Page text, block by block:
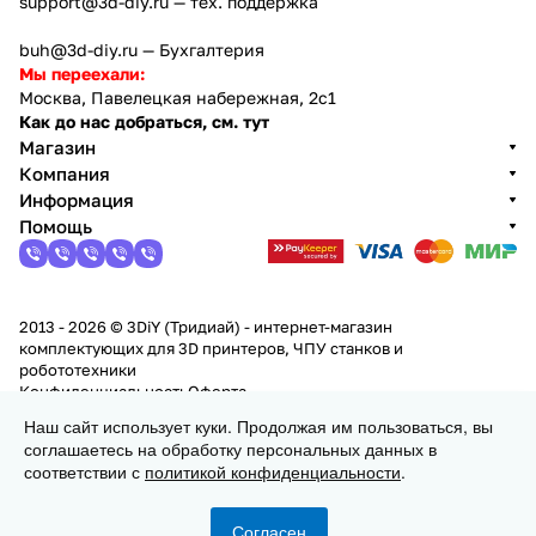
Заказать
buh@3d-diy.ru — Бухгалтерия
Мы переехали:
Москва, Павелецкая набережная, 2с1
Как до нас добраться, см. тут
Магазин
Компания
Информация
Помощь
2013 - 2026 © 3DiY (Тридиай) - интернет-магазин
комплектующих для 3D принтеров, ЧПУ станков и
робототехники
Конфиденциальность Оферта
Наш сайт использует куки. Продолжая им пользоваться, вы
соглашаетесь на обработку персональных данных в
соответствии с политикой конфиденциальности.
Согласен